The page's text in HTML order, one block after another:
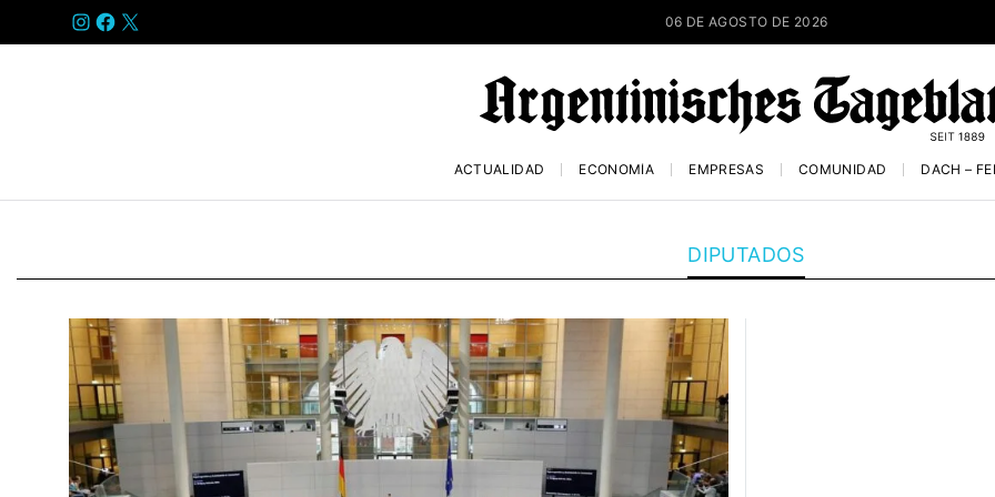
INSTAGRAM
FACEBOOK
X 06 DE AGOSTO DE 2026
ACTUALIDAD ECONOMÍA EMPRESAS COMUNIDAD DACH –
DIPUTADOS